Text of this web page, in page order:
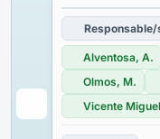
Responsable/
Alventosa, A.
Olmos, M.
Vicente